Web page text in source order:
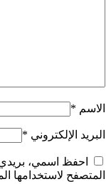
الاسم *
البريد الإلكتروني *
احفظ اسمي، بريدي
المتصفح لاستخدامها